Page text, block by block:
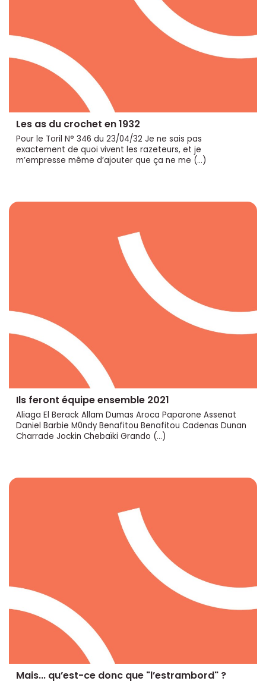
Les as du crochet en 1932
Pour le Toril N° 346 du 23/04/32 Je ne sais pas
exactement de quoi vivent les razeteurs, et je
m’empresse même d’ajouter que ça ne me (…)
Ils feront équipe ensemble 2021
Aliaga El Berack Allam Dumas Aroca Paparone Assenat
Daniel Barbie M0ndy Benafitou Benafitou Cadenas Dunan
Charrade Jockin Chebaïki Grando (…)
Mais... qu’est-ce donc que "l’estrambord" ?